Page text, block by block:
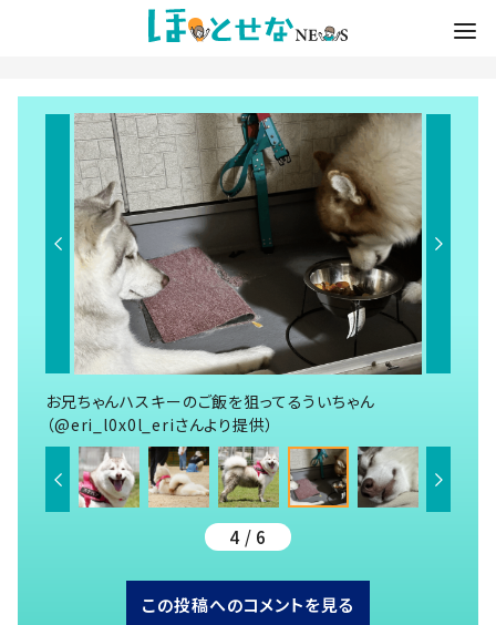
お兄ちゃんハスキーのご飯を狙ってるういちゃん
（@eri_l0x0l_eriさんより提供）
4 / 6
この投稿へのコメントを見る